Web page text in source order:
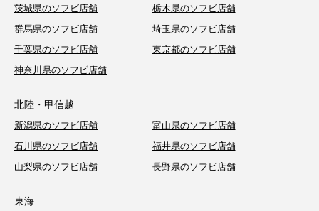
茨城県のソフビ店舗
栃木県のソフビ店舗
群馬県のソフビ店舗
埼玉県のソフビ店舗
千葉県のソフビ店舗
東京都のソフビ店舗
神奈川県のソフビ店舗
北陸・甲信越
新潟県のソフビ店舗
富山県のソフビ店舗
石川県のソフビ店舗
福井県のソフビ店舗
山梨県のソフビ店舗
長野県のソフビ店舗
東海